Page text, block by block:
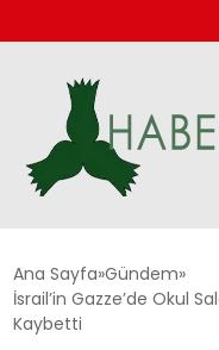
GÜNDEM
DÜNYA
Ana Sayfa Gündem
İsrail’in Gazze’de Okul
Kaybetti